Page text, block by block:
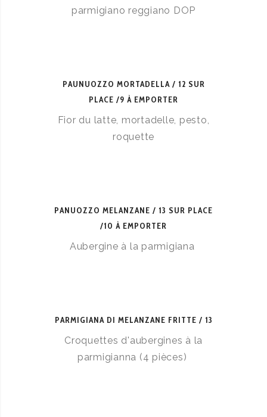
parmigiano reggiano DOP
PAUNUOZZO MORTADELLA
12 SUR
PLACE /9 À EMPORTER
Fior du latte, mortadelle, pesto,
roquette
PANUOZZO MELANZANE
13 SUR PLACE
/10 À EMPORTER
Aubergine à la parmigiana
PARMIGIANA DI MELANZANE FRITTE 13
Croquettes d'aubergines à la
parmigianna (4 pièces)